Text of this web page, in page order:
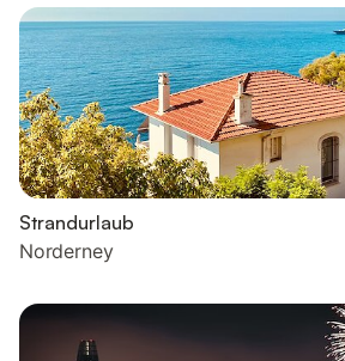
Strandurlaub
Norderney